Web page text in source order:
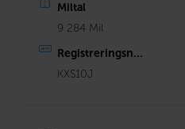
Miltal
9 284 Mil
Registreringsn...
KXS10J